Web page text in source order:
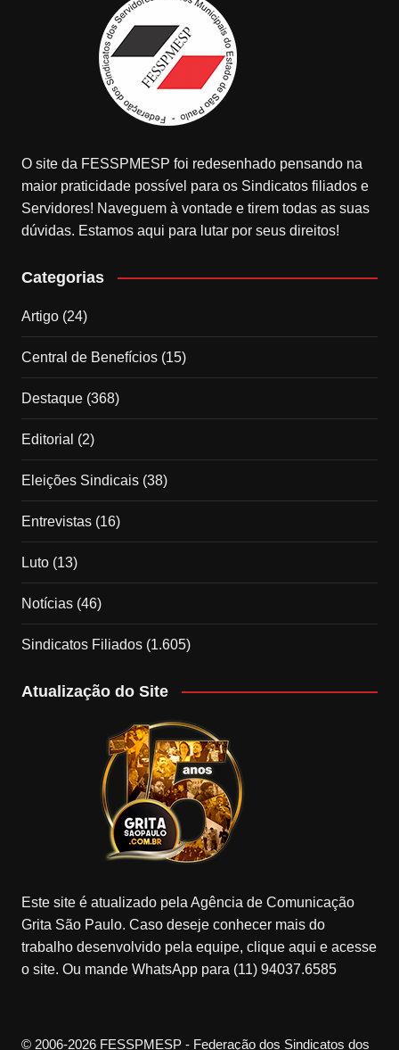
O site da FESSPMESP foi redesenhado pensando na
maior praticidade possível para os Sindicatos filiados e
Servidores! Naveguem à vontade e tirem todas as suas
dúvidas. Estamos aqui para lutar por seus direitos!
Categorias
Artigo(24)
Central de Benefícios(15)
Destaque(368)
Editorial (2)
Eleições Sindicais(38)
Entrevistas(16)
Luto(13)
Notícias(46)
Sindicatos Filiados(1.605)
Atualização do Site
Este site é atualizado pela Agência de Comunicação
Grita São Paulo. Caso deseje conhecer mais do
trabalho desenvolvido pela equipe, clique aqui e acesse
o site. Ou mande WhatsApp para (11) 94037.6585
© 2006-2026 FESSPMESP - Federação dos Sindicatos dos